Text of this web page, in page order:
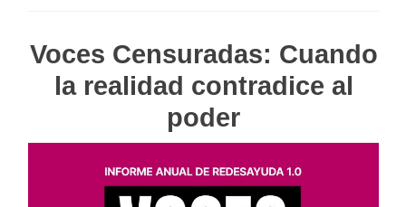
Iván
Voces Censuradas: Cuando
la realidad contradice al
poder